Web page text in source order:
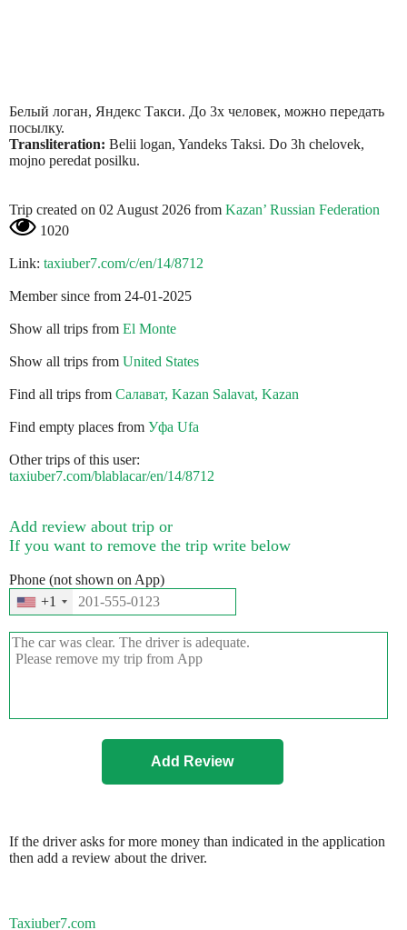
Белый логан, Яндекс Такси. До 3х человек, можно передать
посылку.
Transliteration: Belii logan, Yandeks Taksi. Do 3h chelovek,
mojno peredat posilku.
Trip created on 02 August 2026 from Kazan’ Russian Federation
1020
Link: taxiuber7.com/c/en/14/8712
Member since from 24-01-2025
Show all trips from El Monte
Show all trips from United States
Find all trips from Салават, Kazan Salavat, Kazan
Find empty places from Уфа Ufa
Other trips of this user:
taxiuber7.com/blablacar/en/14/8712
Add review about trip or
If you want to remove the trip write below
Phone (not shown on App)
+1
If the driver asks for more money than indicated in the application
then add a review about the driver.
Taxiuber7.com